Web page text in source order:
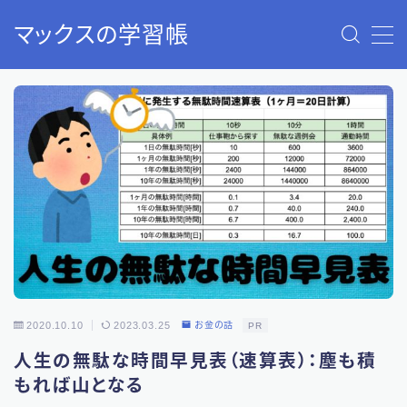
マックスの学習帳
MENU
40歳から始める老後2000万円問題の解決策：資産形成
と資産運用
お問い合わせ
サウナのすすめ（入門編）：ストレス解消で人生が変わ
ります！
トップページ
プライバシーポリシー
免責事項
利用規約／特定商取引法に基づく表記
有料記事の決済完了ページ
2020.10.10 2023.03.25 お金の話 PR
人生の無駄な時間早見表（速算表）：塵も積
もれば山となる